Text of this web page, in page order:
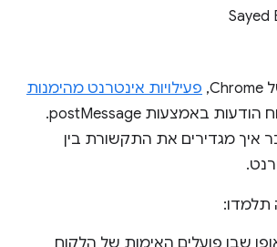
Sayed
פעילויות אינטרנט מהימנות
יכולות לשלוח הודעות באמצעות postMessage.
איך מגדירים את התקשורת בין
תלמדו:
שבו פועלים האימות של הלקוח